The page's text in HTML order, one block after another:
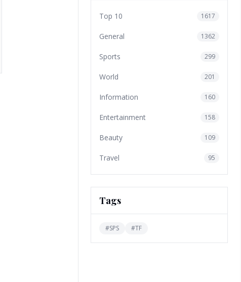
Top 10 1617
General 1362
Sports 299
World 201
Information 160
Entertainment 158
Beauty 109
Travel 95
Tags
#SPS #TF